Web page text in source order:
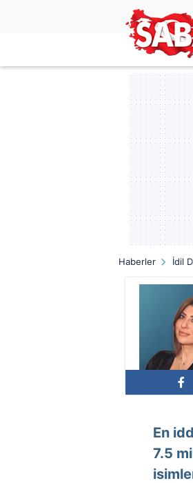
Türkiye'nin
Haberler İdil
En
7.5